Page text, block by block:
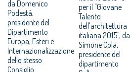
da Domenico
Podestà,
presidente del
Dipartimento
Europa, Esteri e
Internazionalizzazione
dello stesso
Consiglio
per il "Giovane
Talento
dell'architettura
italiana 2015", da
Simone Cola,
presidente del
dipartimento